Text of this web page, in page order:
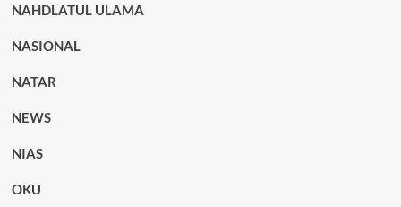
NAHDLATUL ULAMA
NASIONAL
NATAR
NEWS
NIAS
OKU